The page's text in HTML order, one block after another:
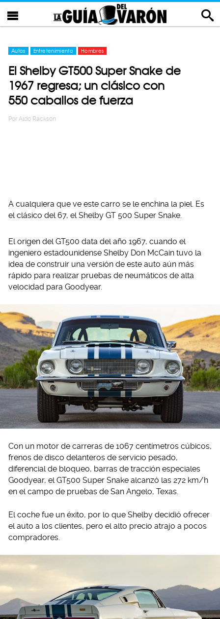
Autos Entretenimiento Hombres
El Shelby GT500 Super Snake de
1967 regresa; un clásico con
550 caballos de fuerza
Por Aldo Rackson
A cualquiera que ve este carro se le enchina la piel. Es
el clásico del 67, el Shelby GT 500 Super Snake.
El origen del GT500 data del año 1967, cuando el
ingeniero estadounidense Shelby Don McCain tuvo la
idea de construir una versión de este auto aún más
rápido para realizar pruebas de neumáticos de alta
velocidad para Goodyear.
Con un motor de carreras de 1067 centímetros cúbicos,
frenos de disco delanteros de servicio pesado,
diferencial de bloqueo, barras de tracción especiales
Goodyear, el GT500 Super Snake alcanzó las 272 km/h
en el campo de pruebas de San Angelo, Texas.
El coche fue un éxito, por lo que Shelby decidió ofrecer
el auto a los clientes, pero el alto precio atrajo a pocos
compradores.